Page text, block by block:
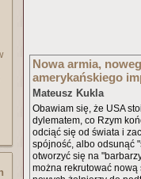
Nowa armia,
amerykańskiego
Mateusz Kukla
Obawiam się, że USA
dylematem, co Rzym
odciąć się od świata i
spójność, albo odsunąć
otworzyć się na
można rekrutować nową